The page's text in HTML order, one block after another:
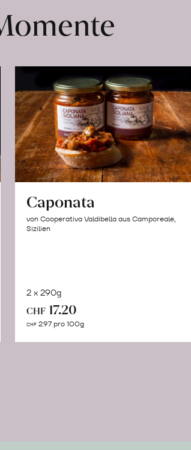
Caponata
von Cooperativa Valdibella aus Camporeale,
Sizilien
2 x 290g
CHF 17.20
CHF 2.97 pro 100g